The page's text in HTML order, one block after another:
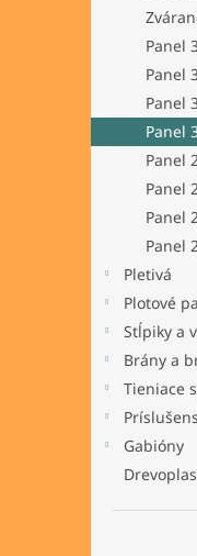
Panel
Panel
Panel
Panel
Panel
Panel
Panel
Panel
Pletivá
Plotové
Stĺpiky a
Brány a
Tieniace
Gabióny